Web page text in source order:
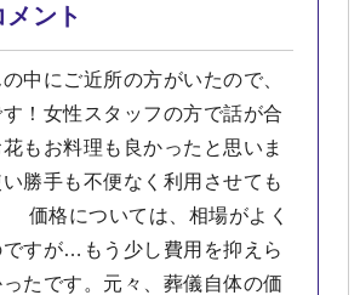
ント
中にご近所の方がいたので、
！女性スタッフの方で話が合
もお料理も良かったと思いま
勝手も不便なく利用させても
価格については、相場がよく
すが…もう少し費用を抑えら
たです。元々、葬儀自体の価